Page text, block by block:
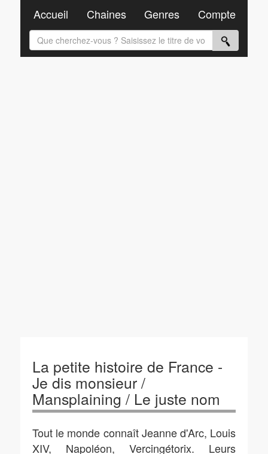
La petite histoire de France -
Je dis monsieur /
Mansplaining / Le juste nom
Tout le monde connaît Jeanne d'Arc, Louis
XIV, Napoléon, Vercingétorix. Leurs
Accueil Chaines Genres Compte